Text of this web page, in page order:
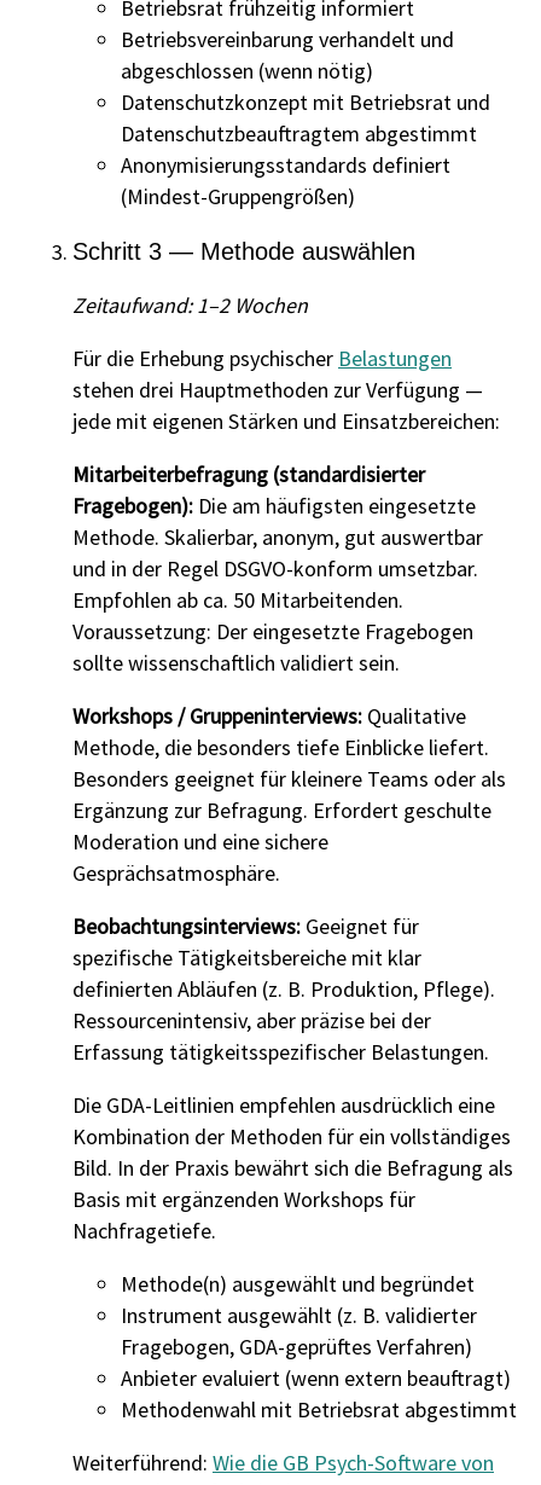
Betriebsrat frühzeitig informiert
Betriebsvereinbarung verhandelt und
abgeschlossen (wenn nötig)
Datenschutzkonzept mit Betriebsrat und
Datenschutzbeauftragtem abgestimmt
Anonymisierungsstandards definiert
(Mindest-Gruppengrößen)
Schritt 3 — Methode auswählen
Zeitaufwand: 1–2 Wochen
Für die Erhebung psychischer Belastungen
stehen drei Hauptmethoden zur Verfügung —
jede mit eigenen Stärken und Einsatzbereichen:
Mitarbeiterbefragung (standardisierter
Fragebogen): Die am häufigsten eingesetzte
Methode. Skalierbar, anonym, gut auswertbar
und in der Regel DSGVO-konform umsetzbar.
Empfohlen ab ca. 50 Mitarbeitenden.
Voraussetzung: Der eingesetzte Fragebogen
sollte wissenschaftlich validiert sein.
Workshops / Gruppeninterviews: Qualitative
Methode, die besonders tiefe Einblicke liefert.
Besonders geeignet für kleinere Teams oder als
Ergänzung zur Befragung. Erfordert geschulte
Moderation und eine sichere
Gesprächsatmosphäre.
Beobachtungsinterviews: Geeignet für
spezifische Tätigkeitsbereiche mit klar
definierten Abläufen (z. B. Produktion, Pflege).
Ressourcenintensiv, aber präzise bei der
Erfassung tätigkeitsspezifischer Belastungen.
Die GDA-Leitlinien empfehlen ausdrücklich eine
Kombination der Methoden für ein vollständiges
Bild. In der Praxis bewährt sich die Befragung als
Basis mit ergänzenden Workshops für
Nachfragetiefe.
Methode(n) ausgewählt und begründet
Instrument ausgewählt (z. B. validierter
Fragebogen, GDA-geprüftes Verfahren)
Anbieter evaluiert (wenn extern beauftragt)
Methodenwahl mit Betriebsrat abgestimmt
Weiterführend: Wie die GB Psych-Software von